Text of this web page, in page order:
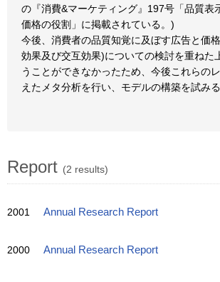
の『消費&マーケティング』197号「品質表
価格の役割」に掲載されている。)
今後、消費者の品質知覚に及ぼす広告と価
効果及び交互効果)についての検討を重ねた
うことができなかったため、今後これらの
えたメタ分析を行い、モデルの構築を試みる
Report (2 results)
2001 Annual Research Report
2000 Annual Research Report